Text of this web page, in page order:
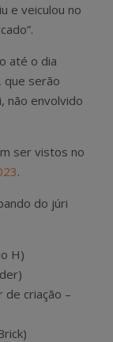
e veiculou no
até o dia
serão
não envolvido
ser vistos no
.
do júri
H)
de criação –